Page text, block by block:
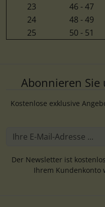
23
46 - 47
24
48 - 49
25
50 - 51
Abonnieren
Kostenlose exklusive
Der Newsletter ist
Ihrem Kundenkonto